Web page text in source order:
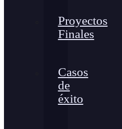
Proyectos
Finales
Casos
de
éxito